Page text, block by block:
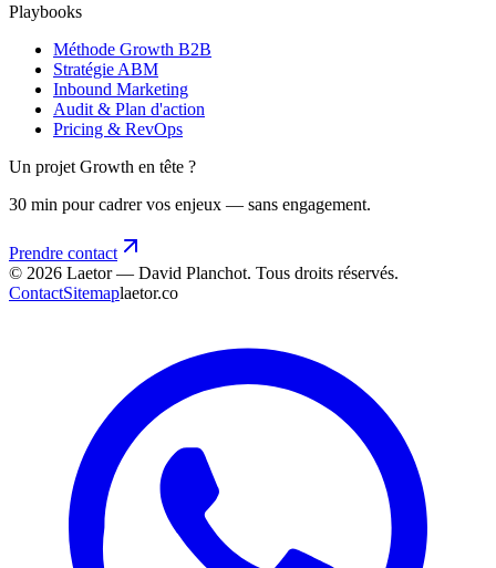
Playbooks
Méthode Growth B2B
Stratégie ABM
Inbound Marketing
Audit & Plan d'action
Pricing & RevOps
Un projet Growth en tête ?
30 min pour cadrer vos enjeux — sans engagement.
Prendre contact
© 2026 Laetor — David Planchot. Tous droits réservés.
ContactSitemaplaetor.co